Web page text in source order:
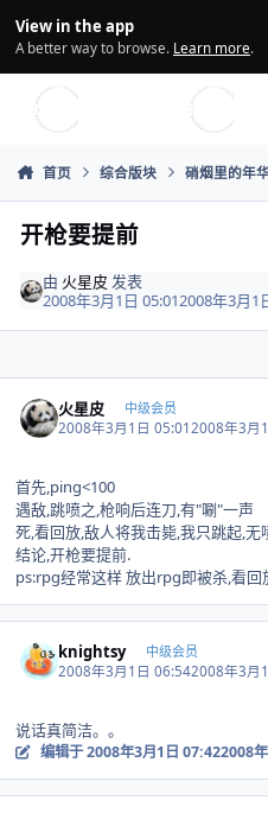
View in the app
A better way to browse. Learn more.
首页 综合版块 硝烟里的年
开枪要提前
由 火星皮 发表
2008年3月1日 05:012008年3月1
火星皮 中级会员
2008年3月1日 05:012008年3月
首先,ping<100
遇敌,跳喷之,枪响后连刀,有"唰"一声
死,看回放,敌人将我击毙,我只跳起,无
结论,开枪要提前.
ps:rpg经常这样 放出rpg即被杀,看
knightsy 中级会员
2008年3月1日 06:542008年3月
说话真简洁。。
编辑于2008年3月1日 07:422008